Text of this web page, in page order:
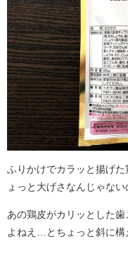
ふりかけでカラッと揚げ
ょっと大げさなんじゃない
あの鶏皮がカリッとした
よねえ…とちょっと斜に構